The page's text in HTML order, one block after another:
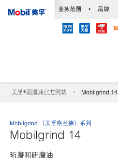
业务范围 • 品牌
美孚®润滑油官方网站 Mobilgrind 14
Mobilgrind （美孚格兰德）系列
Mobilgrind 14
珩磨和研磨油